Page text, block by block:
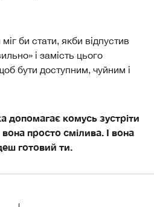
би стати, якби відпустив
і замість цього
бути доступним, чуйним і
допомагає комусь зустріти
просто смілива. І вона
готовий ти.